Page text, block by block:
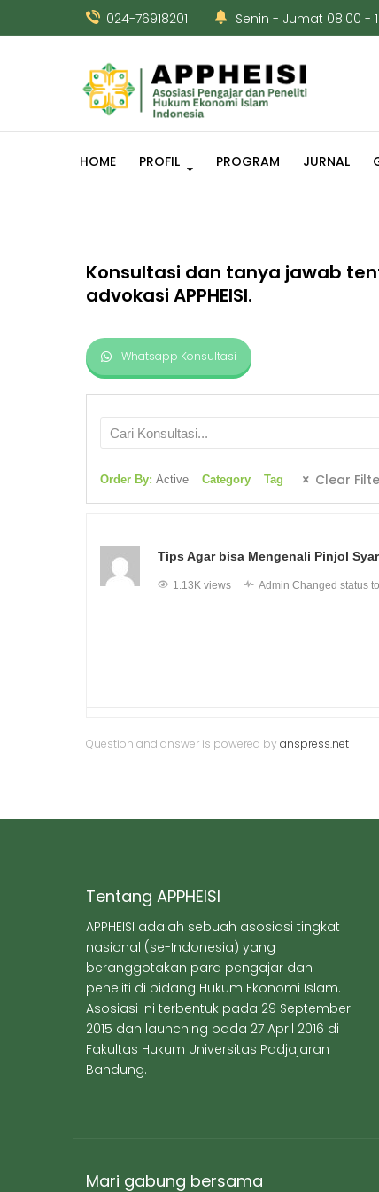
024-76918201 Senin - Jumat 08:00 -
HOME PROFIL PROGRAM JURNAL
Konsultasi dan tanya jawab
advokasi APPHEISI.
Whatsapp Konsultasi
Order By: Active Category Tag Clear
Tips Agar bisa Mengenali Pinjol
1.13K views Admin Changed status
Question and answer is powered by anspress.net
Tentang APPHEISI
APPHEISI adalah sebuah asosiasi tingkat
nasional (se-Indonesia) yang
beranggotakan para pengajar dan
peneliti di bidang Hukum Ekonomi Islam.
Asosiasi ini terbentuk pada 29 September
2015 dan launching pada 27 April 2016 di
Fakultas Hukum Universitas Padjajaran
Bandung.
Mari gabung bersama